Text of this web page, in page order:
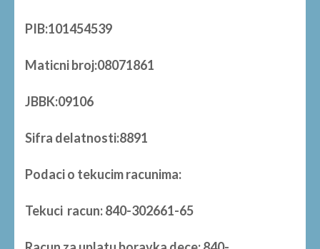
PIB:101454539
Maticni broj:08071861
JBBK:09106
Sifra delatnosti:8891
Podaci o tekucim racunima:
Tekuci racun: 840-302661-65